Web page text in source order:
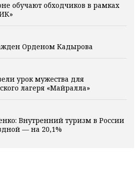
обучают обходчиков в рамках
Орденом Кадырова
урок мужества для
лагеря «Майралла»
Внутренний туризм в России
— на 20,1%